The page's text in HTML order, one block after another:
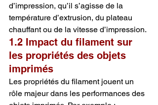
d’impression, qu’il s’agisse de la
température d’extrusion, du plateau
chauffant ou de la vitesse d’impression.
1.2 Impact du filament sur
les propriétés des objets
imprimés
Les propriétés du filament jouent un
rôle majeur dans les performances des